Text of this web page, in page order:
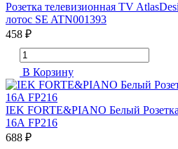
Розетка телевизионная TV
лотос SE ATN001393
458 ₽
В Корзину
IEK FORTE&PIANO Белый
16А FP216
688 ₽